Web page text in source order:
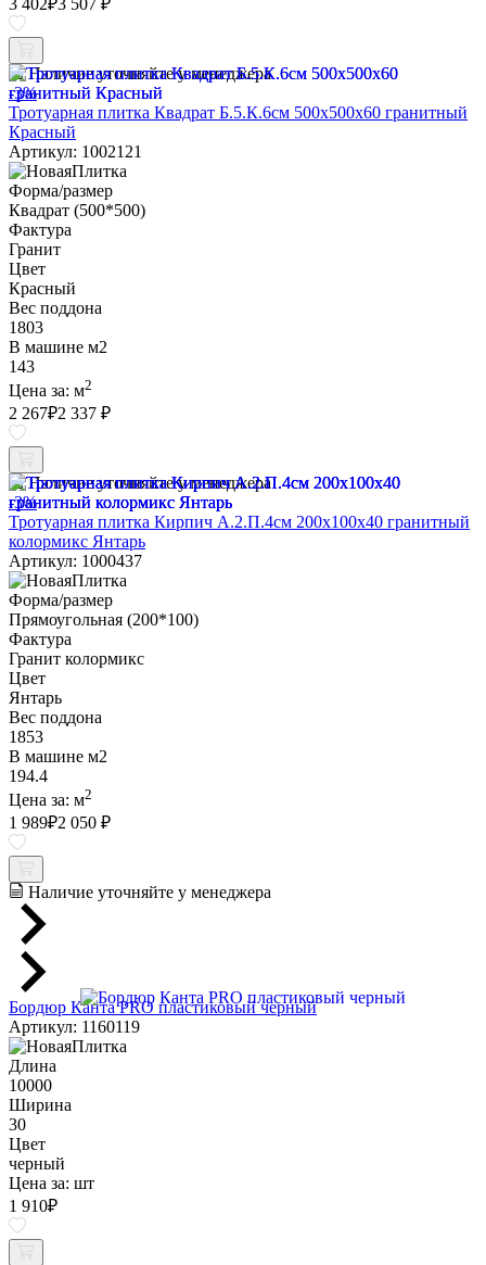
Наличие уточняйте у менеджера
-3%
Тротуарная плитка Квадрат Б.5.К.6см 500х500х60 гранитный
Красный
Артикул: 1002121
Форма/размер
Квадрат (500*500)
Фактура
Гранит
Цвет
Красный
Вес поддона
1803
В машине м2
143
Цена за: м2
2 267₽2 337 ₽
Наличие уточняйте у менеджера
-3%
Тротуарная плитка Кирпич А.2.П.4см 200х100х40 гранитный
колормикс Янтарь
Артикул: 1000437
Форма/размер
Прямоугольная (200*100)
Фактура
Гранит колормикс
Цвет
Янтарь
Вес поддона
1853
В машине м2
194.4
Цена за: м2
1 989₽2 050 ₽
Наличие уточняйте у менеджера
Бордюр Канта PRO пластиковый черный
Артикул: 1160119
Длина
10000
Ширина
30
Цвет
черный
Цена за: шт
1 910₽